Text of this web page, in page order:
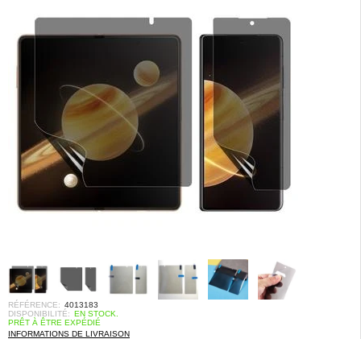
RÉFÉRENCE: 4013183
DISPONIBILITÉ: EN STOCK.
PRÊT À ÊTRE EXPÉDIÉ
INFORMATIONS DE LIVRAISON